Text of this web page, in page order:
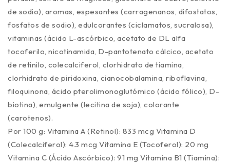
de sodio), aromas, espesantes (carragenanos, difostatos,
fosfatos de sodio), edulcorantes (ciclamatos, sucralosa),
vitaminas (ácido L-ascórbico, acetato de DL alfa
tocoferilo, nicotinamida, D-pantotenato cálcico, acetato
de retinilo, colecalciferol, clorhidrato de tiamina,
clorhidrato de piridoxina, cianocobalamina, riboflavina,
filoquinona, ácido pterolimonoglutómico (ácido fólico), D-
biotina), emulgente (lecitina de soja), colorante
(carotenos).
Por 100 g: Vitamina A (Retinol): 833 mcg Vitamina D
(Colecalciferol): 4.3 mcg Vitamina E (Tocoferol): 20 mg
Vitamina C (Ácido Ascórbico): 91 mg Vitamina B1 (Tiamina):